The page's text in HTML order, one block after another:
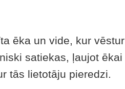
ēka un vide, kur
satiekas, ļaujot
tās lietotāju pieredzi.